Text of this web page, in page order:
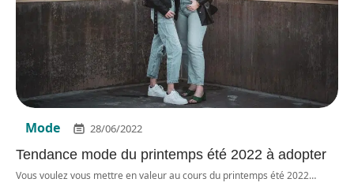
Mode 28/06/2022
Tendance mode du printemps été 2022 à adopter
Vous voulez vous mettre en valeur au cours du printemps été 2022…